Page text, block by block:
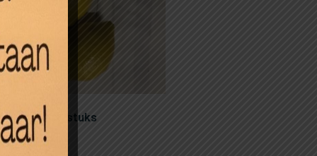
per 5 stuks